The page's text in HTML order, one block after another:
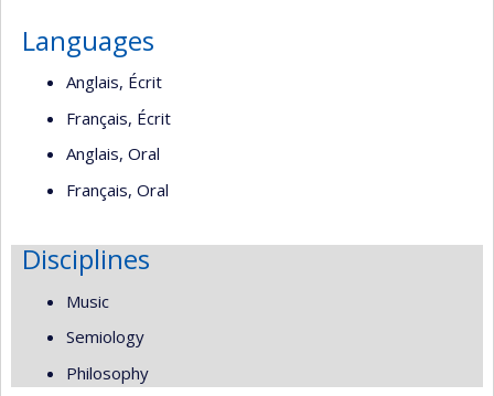
Languages
Anglais, Écrit
Français, Écrit
Anglais, Oral
Français, Oral
Disciplines
Music
Semiology
Philosophy